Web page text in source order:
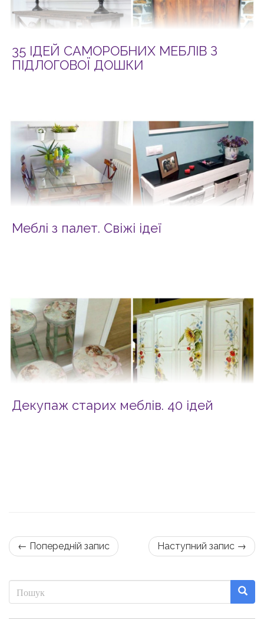
35 ІДЕЙ САМОРОБНИХ МЕБЛІВ З
ПІДЛОГОВОЇ ДОШКИ
Меблі з палет. Свіжі ідеї
Декупаж старих меблів. 40 ідей
← Попередній запис Наступний запис →